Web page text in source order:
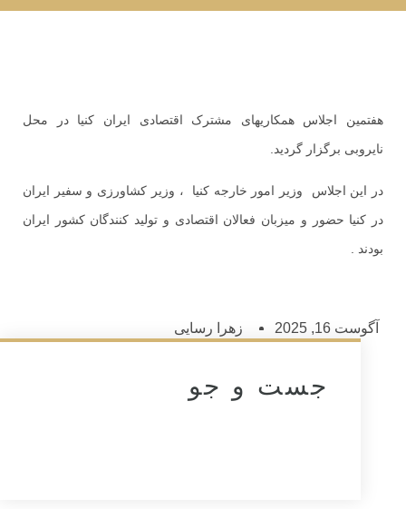
هفتمین اجلاس همکاریهای مشترک اقتصادی ایران کنیا در محل
نایروبی برگزار گردید.
در این اجلاس وزیر امور خارجه کنیا ، وزیر کشاورزی و سفیر ایران
در کنیا حضور و میزبان فعالان اقتصادی و تولید کنندگان کشور ایران
بودند .
آگوست 16, 2025 زهرا رسایی
جست و جو